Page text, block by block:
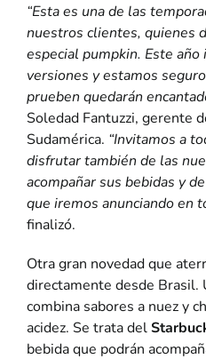
“Esta es una de las
nuestros clientes, quienes
especial pumpkin. Este año
versiones y estamos
prueben quedarán
Soledad Fantuzzi, gerente
Sudamérica. “Invitamos a
disfrutar también de las
acompañar sus bebidas y
que iremos anunciando en
finalizó.
Otra gran novedad que
directamente desde Brasil.
combina sabores a nuez y
acidez. Se trata del
bebida que podrán